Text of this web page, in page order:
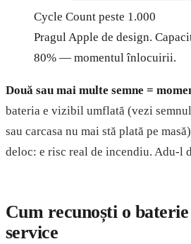
Cycle Count peste 1.000
Pragul Apple de design.
80% — momentul înlocuirii.
Două sau mai multe semne =
bateria e vizibil umflată (vezi
sau carcasa nu mai stă plată pe
deloc: e risc real de incendiu. Adu-l
Cum recunoști o
service